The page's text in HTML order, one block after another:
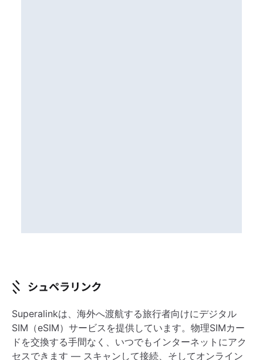
Superalinkは、海外へ渡航する旅行者向けにデジタル
SIM（eSIM）サービスを提供しています。物理SIMカー
ドを交換する手間なく、いつでもインターネットにアク
セスできます — スキャンして接続、そしてオンライン